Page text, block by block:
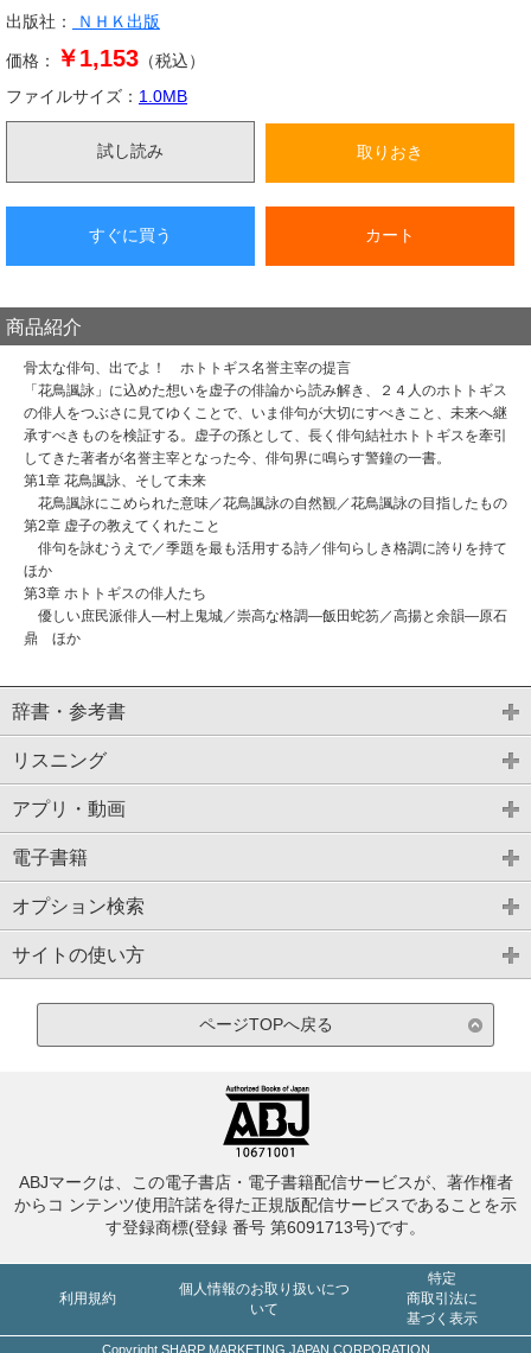
出版社：
ＮＨＫ出版
価格： ￥1,153 （税込）
ファイルサイズ： 1.0MB
試し読み 取りおき
すぐに買う カート
商品紹介
骨太な俳句、出でよ！ ホトトギス名誉主宰の提言
「花鳥諷詠」に込めた想いを虚子の俳論から読み解き、２４人のホトトギス
の俳人をつぶさに見てゆくことで、いま俳句が大切にすべきこと、未来へ継
承すべきものを検証する。虚子の孫として、長く俳句結社ホトトギスを牽引
してきた著者が名誉主宰となった今、俳句界に鳴らす警鐘の一書。
第1章 花鳥諷詠、そして未来
花鳥諷詠にこめられた意味／花鳥諷詠の自然観／花鳥諷詠の目指したもの
第2章 虚子の教えてくれたこと
俳句を詠むうえで／季題を最も活用する詩／俳句らしき格調に誇りを持て
ほか
第3章 ホトトギスの俳人たち
優しい庶民派俳人―村上鬼城／崇高な格調―飯田蛇笏／高揚と余韻―原石
鼎 ほか
辞書・参考書
リスニング
アプリ・動画
電子書籍
オプション検索
サイトの使い方
ページTOPへ戻る
ABJマークは、この電子書店・電子書籍配信サービスが、著作権者
からコ ンテンツ使用許諾を得た正規版配信サービスであることを示
す登録商標(登録 番号 第6091713号)です。
利用規約
個人情報のお取り扱いにつ
いて
特定
商取引法に
基づく表示
Copyright SHARP MARKETING JAPAN CORPORATION